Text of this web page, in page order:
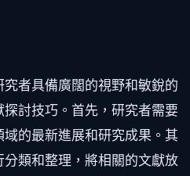
者具備廣闊的視野和敏銳的
討技巧。首先，研究者需要
的最新進展和研究成果。其
類和整理，將相關的文獻放